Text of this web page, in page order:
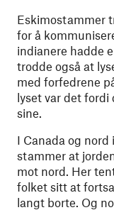
Eskimostammer
for å
indianere hadde
trodde også at
med forfedrene
lyset var det fordi
sine.
I Canada og
stammer at
mot nord. Her
folket sitt at
langt borte. Og